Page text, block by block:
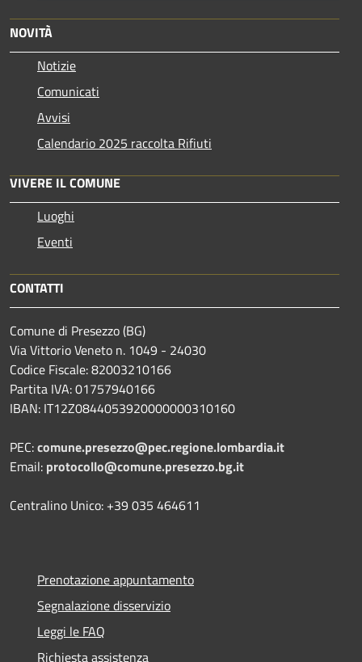
NOVITÀ
Notizie
Comunicati
Avvisi
Calendario 2025 raccolta Rifiuti
VIVERE IL COMUNE
Luoghi
Eventi
CONTATTI
Comune di Presezzo (BG)
Via Vittorio Veneto n. 1049 - 24030
Codice Fiscale: 82003210166
Partita IVA: 01757940166
IBAN: IT12Z0844053920000000310160
PEC:comune.presezzo@pec.regione.lombardia.it
Email: protocollo@comune.presezzo.bg.it
Centralino Unico: +39 035 464611
Prenotazione appuntamento
Segnalazione disservizio
Leggi le FAQ
Richiesta assistenza